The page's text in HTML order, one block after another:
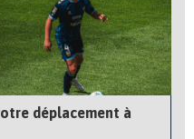
déplacement à